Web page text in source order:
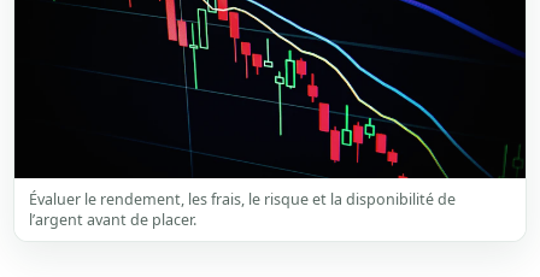
Évaluer le rendement, les frais, le risque et la disponibilité de
l’argent avant de placer.